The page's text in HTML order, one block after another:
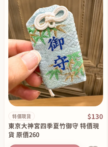
特價現貨 $130
東京大神宮四季夏竹御守 特價現
貨 原價260